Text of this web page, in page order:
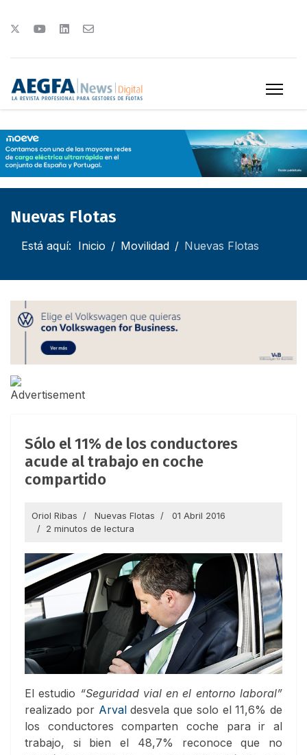
Nuevas Flotas
Está aquí: Inicio Movilidad Nuevas Flotas
Sólo el 11% de los conductores
acude al trabajo en coche
compartido
Oriol Ribas Nuevas Flotas
01 Abril 2016
2 minutos de lectura
El estudio “Seguridad vial en el entorno laboral”
realizado por Arvaldesvela que solo el 11,6% de
los conductores comparten coche para ir al
trabajo, si bien el 48,7% reconoce que no